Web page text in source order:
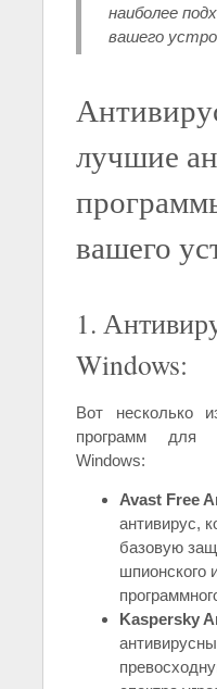
наиболее
вашего
лучшие
вашего
1.
Windows:
Вот несколько
программ для
Windows:
Avast Free
антивирус,
базовую
шпионского
Kaspersky